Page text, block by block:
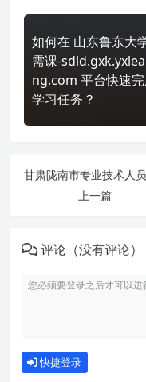
如何在 山东鲁东大
需课-
ng.com 平台快速
学习任务？
上一篇
评论（没有评论）
快捷登录